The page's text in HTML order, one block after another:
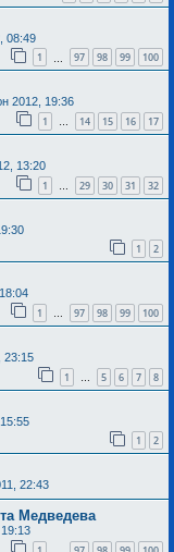
08:49
1 97 98 99 100
2012, 19:36
1 … 14 15 16 17
13:20
1 … 29 30 31 32
1 2
1 … 97 98 99 100
23:15
1 … 5 6 7 8
1 2
22:43
Медведева